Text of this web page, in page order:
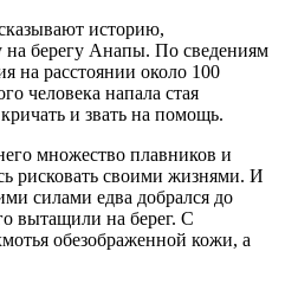
историю,
берегу Анапы. По сведениям
на расстоянии около 100
человека напала стая
и звать на помощь.
множество плавников и
рисковать своими жизнями. И
силами едва добрался до
вытащили на берег. С
обезображенной кожи, а